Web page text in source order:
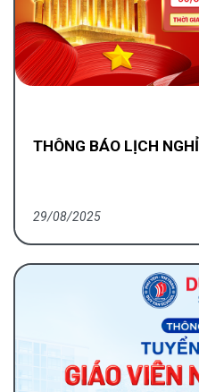
THÔNG BÁO LỊCH
29/08/2025